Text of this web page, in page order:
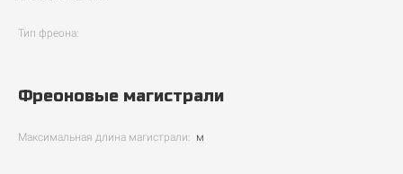
Тип фреона:
Фреоновые магистрали
Максимальная длина магистрали: м